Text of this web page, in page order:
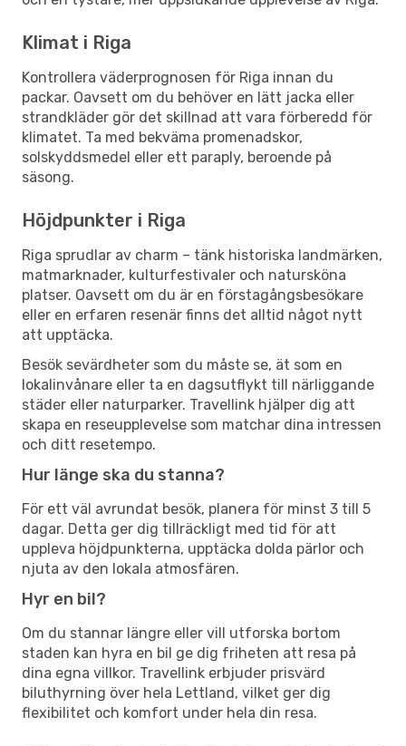
Klimat i Riga
Kontrollera väderprognosen för Riga innan du
packar. Oavsett om du behöver en lätt jacka eller
strandkläder gör det skillnad att vara förberedd för
klimatet. Ta med bekväma promenadskor,
solskyddsmedel eller ett paraply, beroende på
säsong.
Höjdpunkter i Riga
Riga sprudlar av charm – tänk historiska landmärken,
matmarknader, kulturfestivaler och natursköna
platser. Oavsett om du är en förstagångsbesökare
eller en erfaren resenär finns det alltid något nytt
att upptäcka.
Besök sevärdheter som du måste se, ät som en
lokalinvånare eller ta en dagsutflykt till närliggande
städer eller naturparker. Travellink hjälper dig att
skapa en reseupplevelse som matchar dina intressen
och ditt resetempo.
Hur länge ska du stanna?
För ett väl avrundat besök, planera för minst 3 till 5
dagar. Detta ger dig tillräckligt med tid för att
uppleva höjdpunkterna, upptäcka dolda pärlor och
njuta av den lokala atmosfären.
Hyr en bil?
Om du stannar längre eller vill utforska bortom
staden kan hyra en bil ge dig friheten att resa på
dina egna villkor. Travellink erbjuder prisvärd
biluthyrning över hela Lettland, vilket ger dig
flexibilitet och komfort under hela din resa.